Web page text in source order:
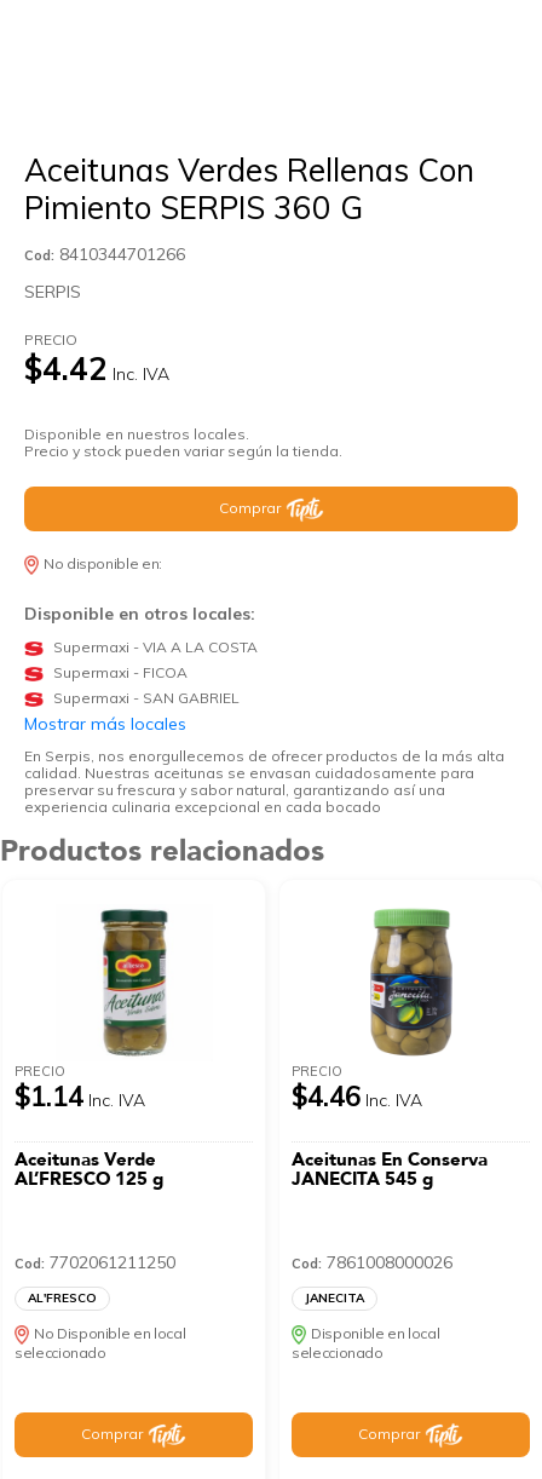
Aceitunas Verdes Rellenas Con
Pimiento SERPIS 360 G
Cod: 8410344701266
SERPIS
PRECIO
$4.42 Inc. IVA
Disponible en nuestros locales.
Precio y stock pueden variar según la tienda.
Comprar
No disponible en:
Disponible en otros locales:
Supermaxi - VIA A LA COSTA
Supermaxi - FICOA
Supermaxi - SAN GABRIEL
Mostrar más locales
En Serpis, nos enorgullecemos de ofrecer productos de la más alta
calidad. Nuestras aceitunas se envasan cuidadosamente para
preservar su frescura y sabor natural, garantizando así una
experiencia culinaria excepcional en cada bocado
Productos relacionados
PRECIO
$1.14 Inc. IVA
Aceitunas Verde
AL’FRESCO 125 g
Cod: 7702061211250
AL'FRESCO
No Disponible en local
seleccionado
Comprar
PRECIO
$4.46 Inc. IVA
Aceitunas En Conserva
JANECITA 545 g
Cod: 7861008000026
JANECITA
Disponible en local
seleccionado
Comprar